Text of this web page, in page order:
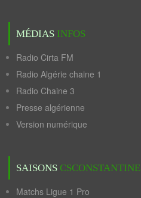
MÉDIAS INFOS
Radio Cirta FM
Radio Algérie chaine 1
Radio Chaine 3
Presse algérienne
Version numérique
SAISONS CSCONSTANTINE
Matchs Ligue 1 Pro